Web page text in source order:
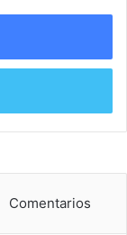
Comentarios